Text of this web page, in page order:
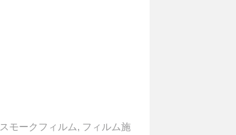
スモークフィルム, フィルム施